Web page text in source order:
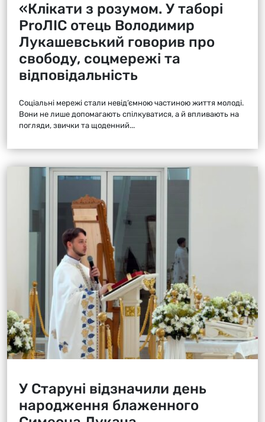
«Клікати з розумом. У таборі
ProЛІС отець Володимир
Лукашевський говорив про
свободу, соцмережі та
відповідальність
Соціальні мережі стали невід’ємною частиною життя молоді.
Вони не лише допомагають спілкуватися, а й впливають на
погляди, звички та щоденний...
У Старуні відзначили день
народження блаженного